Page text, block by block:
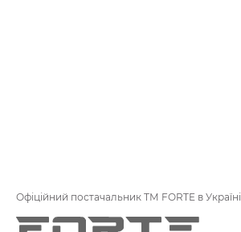
Офіційний постачальник ТМ FORTE в Україні